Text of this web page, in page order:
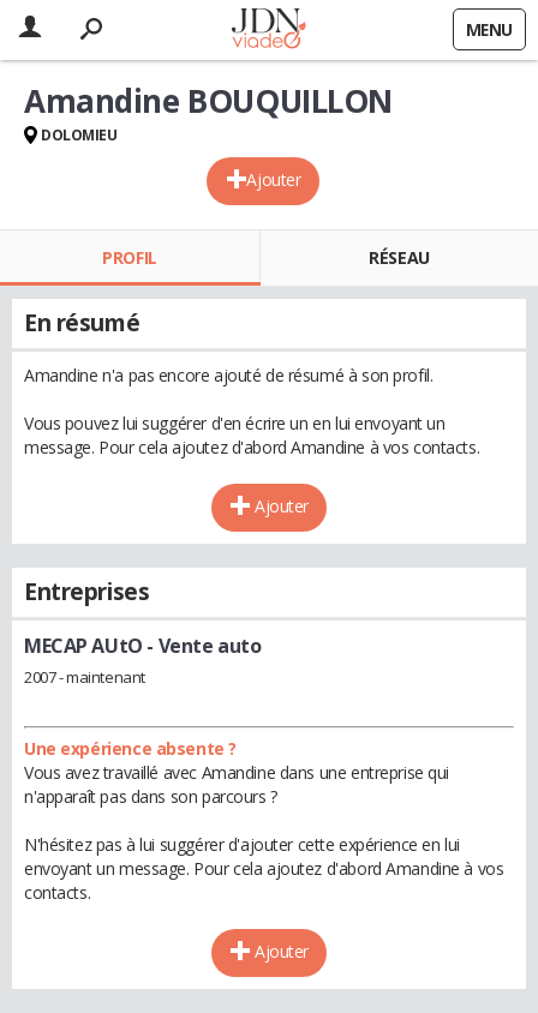
MENU
Ajouter
Amandine BOUQUILLON
DOLOMIEU
PROFIL RÉSEAU
En résumé
Amandine n'a pas encore ajouté de résumé à son profil.
Vous pouvez lui suggérer d'en écrire un en lui envoyant un
message. Pour cela ajoutez d'abord Amandine à vos contacts.
Ajouter
Entreprises
MECAP AUtO - Vente auto
2007 - maintenant
Une expérience absente ?
Vous avez travaillé avec Amandine dans une entreprise qui
n'apparaît pas dans son parcours ?
N'hésitez pas à lui suggérer d'ajouter cette expérience en lui
envoyant un message. Pour cela ajoutez d'abord Amandine à vos
contacts.
Ajouter